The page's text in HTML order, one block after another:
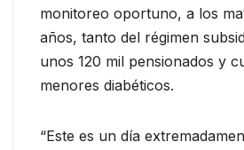
monitoreo oportuno, a los
años, tanto del régimen
unos 120 mil pensionados y
menores diabéticos.
“Este es un día